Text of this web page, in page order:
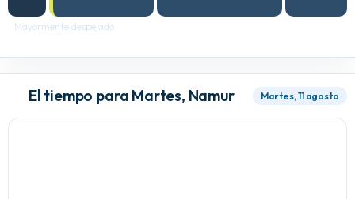
Mayormente despejado
El tiempo para Martes, Namur Martes, 11 agosto